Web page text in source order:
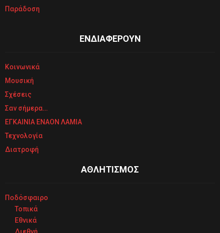
Παράδοση
ΕΝΔΙΑΦΕΡΟΥΝ
Κοινωνικά
Μουσική
Σχέσεις
Σαν σήμερα…
ΕΓΚΑΙΝΙΑ ΕΝΑΟΝ ΛΑΜΙΑ
Τεχνολογία
Διατροφή
ΑΘΛΗΤΙΣΜΟΣ
Ποδόσφαιρο
Τοπικά
Εθνικά